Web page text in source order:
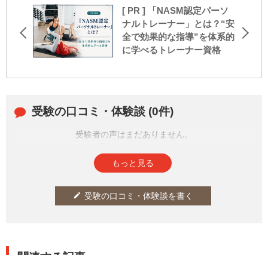
[ PR ] 「NASM認定パーソ
ナルトレーナー」とは？“安
全で効果的な指導”を体系的
に学べるトレーナー資格
受験の口コミ・体験談 (0件)
受験者の声はまだありません。
もっと見る
edit 受験の口コミ・体験談を書く